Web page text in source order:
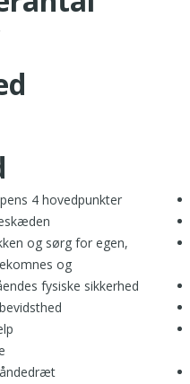
4 hovedpunkter
og sørg for egen,
og
fysiske sikkerhed